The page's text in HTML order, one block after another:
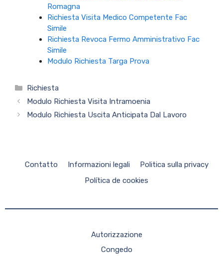
Romagna
Richiesta Visita Medico Competente Fac
Simile
Richiesta Revoca Fermo Amministrativo Fac
Simile
Modulo Richiesta Targa Prova
Categorie
Richiesta
Modulo Richiesta Visita Intramoenia
Modulo Richiesta Uscita Anticipata Dal Lavoro
Contatto Informazioni legali
Politica sulla privacy
Política de cookies
Autorizzazione
Congedo